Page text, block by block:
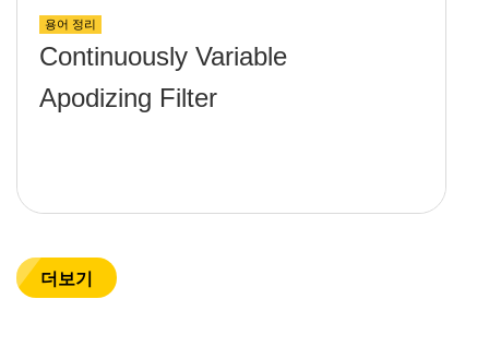
용어 정리
Continuously Variable
Apodizing Filter
더보기